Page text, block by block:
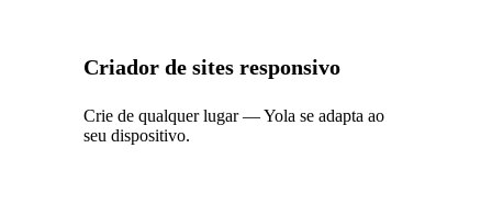
Criador de sites responsivo
Crie de qualquer lugar — Yola se adapta ao
seu dispositivo.